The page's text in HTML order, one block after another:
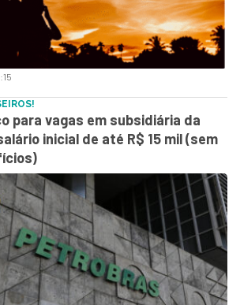
para vagas em subsidiária da
inicial de até R$ 15 mil (sem